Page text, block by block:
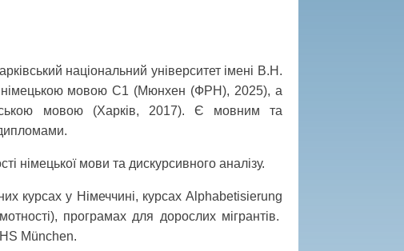
національний університет імені В.Н.
німецькою мовою C1 (Мюнхен (ФРН), 2025), а
мовою (Харків, 2017). Є мовним та
німецької мови та дискурсивного аналізу.
курсах у Німеччині, курсах Alphabetisierung
програмах для дорослих мігрантів.
München.